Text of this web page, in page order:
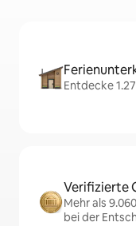
Entdecke
Verifizierte
Mehr als
bei der